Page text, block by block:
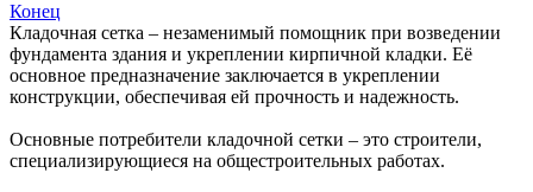
Конец
Кладочная сетка – незаменимый помощник при возведении
фундамента здания и укреплении кирпичной кладки. Её
основное предназначение заключается в укреплении
конструкции, обеспечивая ей прочность и надежность.
Основные потребители кладочной сетки – это строители,
специализирующиеся на общестроительных работах.